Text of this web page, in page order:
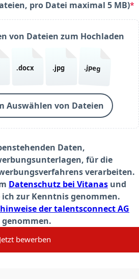
pro Datei maximal 5 MB)*
von Dateien zum Hochladen
.docx .jpg .jpeg
Auswählen von Dateien
Daten,
für die
verarbeiten.
Datenschutz bei Vitanas und
zur Kenntnis genommen.
der talentsconnect AG
Jetzt bewerben